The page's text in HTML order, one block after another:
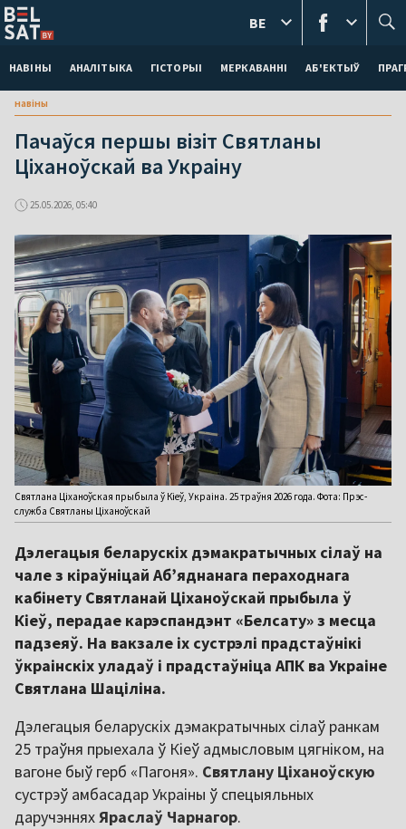
НАВІНЫ АНАЛІТЫКА ГІСТОРЫІ МЕРКАВАННI АБ'ЕКТЫЎ
BE
навіны
Пачаўся першы візіт Святланы
Ціханоўскай ва Украіну
25.05.2026, 05:40
Святлана Ціханоўская прыбыла ў Кіеў, Украіна. 25 траўня 2026 года. Фота: Прэс-
служба Святланы Ціханоўскай
Дэлегацыя беларускіх дэмакратычных сілаў на
чале з кіраўніцай Аб’яднанага пераходнага
кабінету Святланай Ціханоўскай прыбыла ў
Кіеў, перадае карэспандэнт «Белсату» з месца
падзеяў. На вакзале іх сустрэлі прадстаўнікі
ўкраінскіх уладаў і прадстаўніца АПК ва Украіне
Святлана Шаціліна.
Дэлегацыя беларускіх дэмакратычных сілаў ранкам
25 траўня прыехала ў Кіеў адмысловым цягніком, на
вагоне быў герб «Пагоня». Святлану Ціханоўскую
сустрэў амбасадар Украіны ў спецыяльных
даручэнняхЯраслаў Чарнагор.